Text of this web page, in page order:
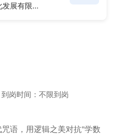
贵州大美前程文化发展有限公司
到岗时间：不限到岗
语，用逻辑之美对抗"学数